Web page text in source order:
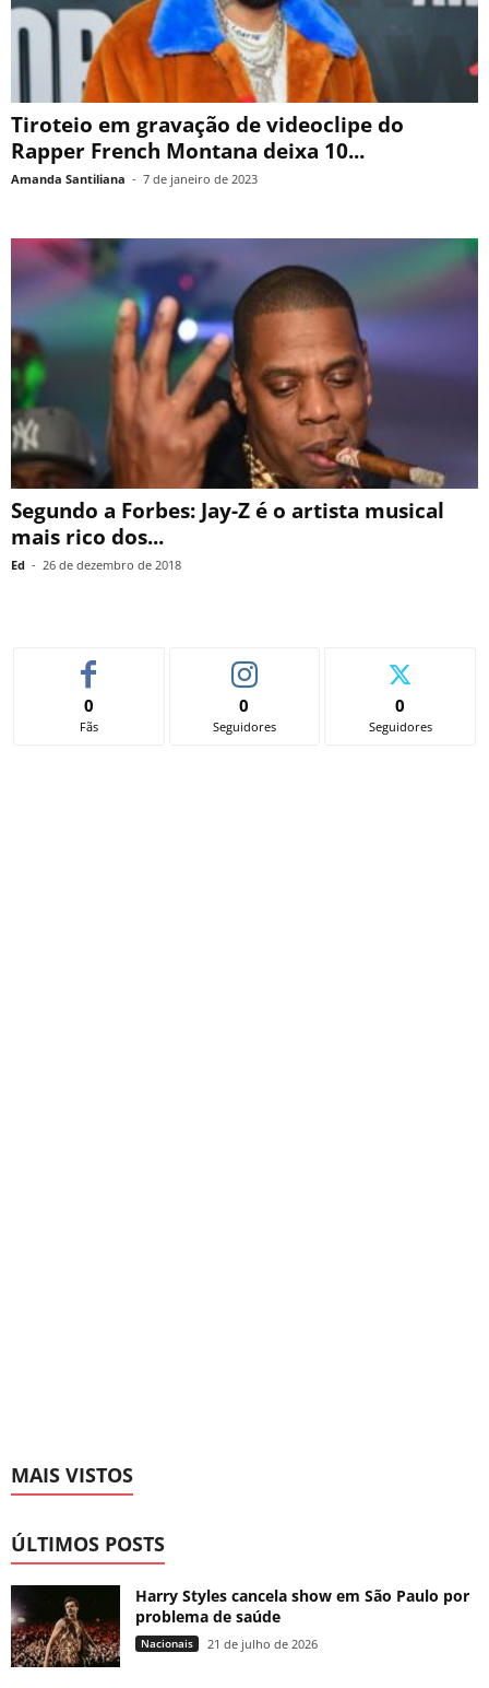
Tiroteio em gravação de videoclipe do
Rapper French Montana deixa 10...
Amanda Santiliana - 7 de janeiro de 2023
Segundo a Forbes: Jay-Z é o artista musical
mais rico dos...
Ed - 26 de dezembro de 2018
0
Fãs
0
Seguidores
0
Seguidores
MAIS VISTOS
ÚLTIMOS POSTS
Harry Styles cancela show em São Paulo por
problema de saúde
Nacionais 21 de julho de 2026